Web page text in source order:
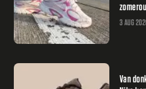
3 AUG
Van